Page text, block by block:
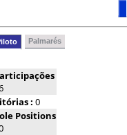
Palmarés
: 0
Positions